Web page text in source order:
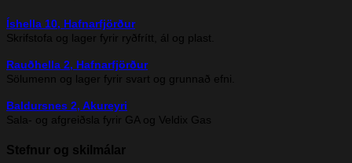
Íshella 10, Hafnarfjörður
Skrifstofa og lager fyrir ryðfrítt, ál og plast.
Rauðhella 2, Hafnarfjörður
Sölumenn og lager fyrir svart og grunnað efni.
Baldursnes 2, Akureyri
Sala- og afgreiðsla fyrir GA og Veldix Gas
Stefnur og skilmálar